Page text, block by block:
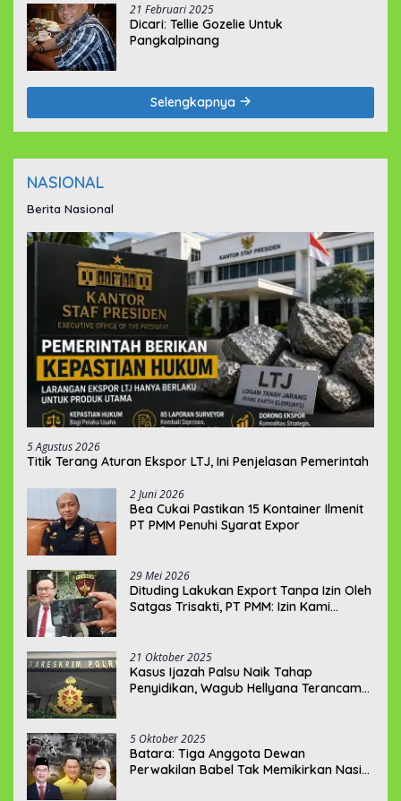
21 Februari 2025
Dicari: Tellie Gozelie Untuk
Pangkalpinang
Selengkapnya
NASIONAL
Berita Nasional
5 Agustus 2026
Titik Terang Aturan Ekspor LTJ, Ini Penjelasan Pemerintah
2 Juni 2026
‎Bea Cukai Pastikan 15 Kontainer Ilmenit
PT PMM Penuhi Syarat Expor
29 Mei 2026
‎Dituding Lakukan Export Tanpa Izin Oleh
Satgas Trisakti, PT PMM: Izin Kami
21 Oktober 2025
Kasus Ijazah Palsu Naik Tahap
Penyidikan, Wagub Hellyana Terancam
5 Oktober 2025
Batara: Tiga Anggota Dewan
Perwakilan Babel Tak Memikirkan Nasib